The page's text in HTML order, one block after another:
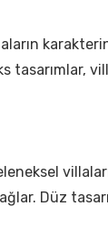
tasarımlar,
Düz